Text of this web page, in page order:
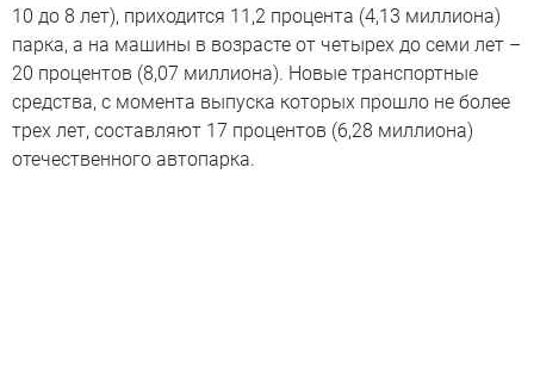
10 до 8 лет), приходится 11,2 процента (4,13 миллиона)
парка, а на машины в возрасте от четырех до семи лет –
20 процентов (8,07 миллиона). Новые транспортные
средства, с момента выпуска которых прошло не более
трех лет, составляют 17 процентов (6,28 миллиона)
отечественного автопарка.